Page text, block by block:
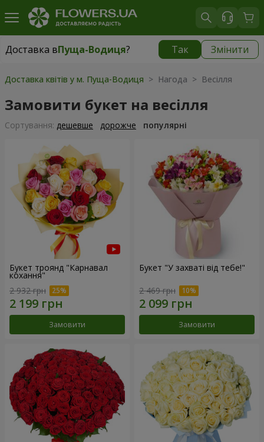
Доставка вПуща-Водиця? Так Змінити
Доставка вПуща-Водиця| безкоштовно
Доставка квітів у м. Пуща-Водиця > Нагода > Весілля
Замовити букет на весілля
Сортування: дешевше дорожче популярні
Букет троянд "Карнавал
кохання"
2 932 грн
Замовити
Букет "У захваті від тебе!"
2 469 грн
Замовити